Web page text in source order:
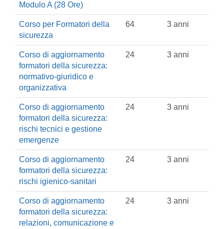
Modulo A (28 Ore)
Corso per Formatori della
sicurezza
64 3 anni
Corso di aggiornamento
formatori della sicurezza:
normativo-giuridico e
organizzativa
24 3 anni
Corso di aggiornamento
formatori della sicurezza:
rischi tecnici e gestione
emergenze
24 3 anni
Corso di aggiornamento
formatori della sicurezza:
rischi igienico-sanitari
24 3 anni
Corso di aggiornamento
formatori della sicurezza:
relazioni, comunicazione e
24 3 anni